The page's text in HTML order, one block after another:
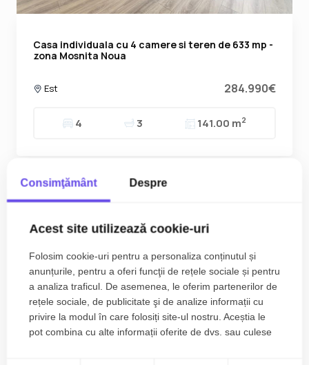
Casa individuala cu 4 camere si teren de 633 mp -
zona Mosnita Noua
Est 284.990€
4 3 141.00 m2
Consimţământ Despre
Acest site utilizează cookie-uri
Folosim cookie-uri pentru a personaliza conținutul și
anunțurile, pentru a oferi funcţii de rețele sociale și pentru
a analiza traficul. De asemenea, le oferim partenerilor de
rețele sociale, de publicitate şi de analize informații cu
privire la modul în care folosiți site-ul nostru. Aceștia le
pot combina cu alte informații oferite de dvs. sau culese